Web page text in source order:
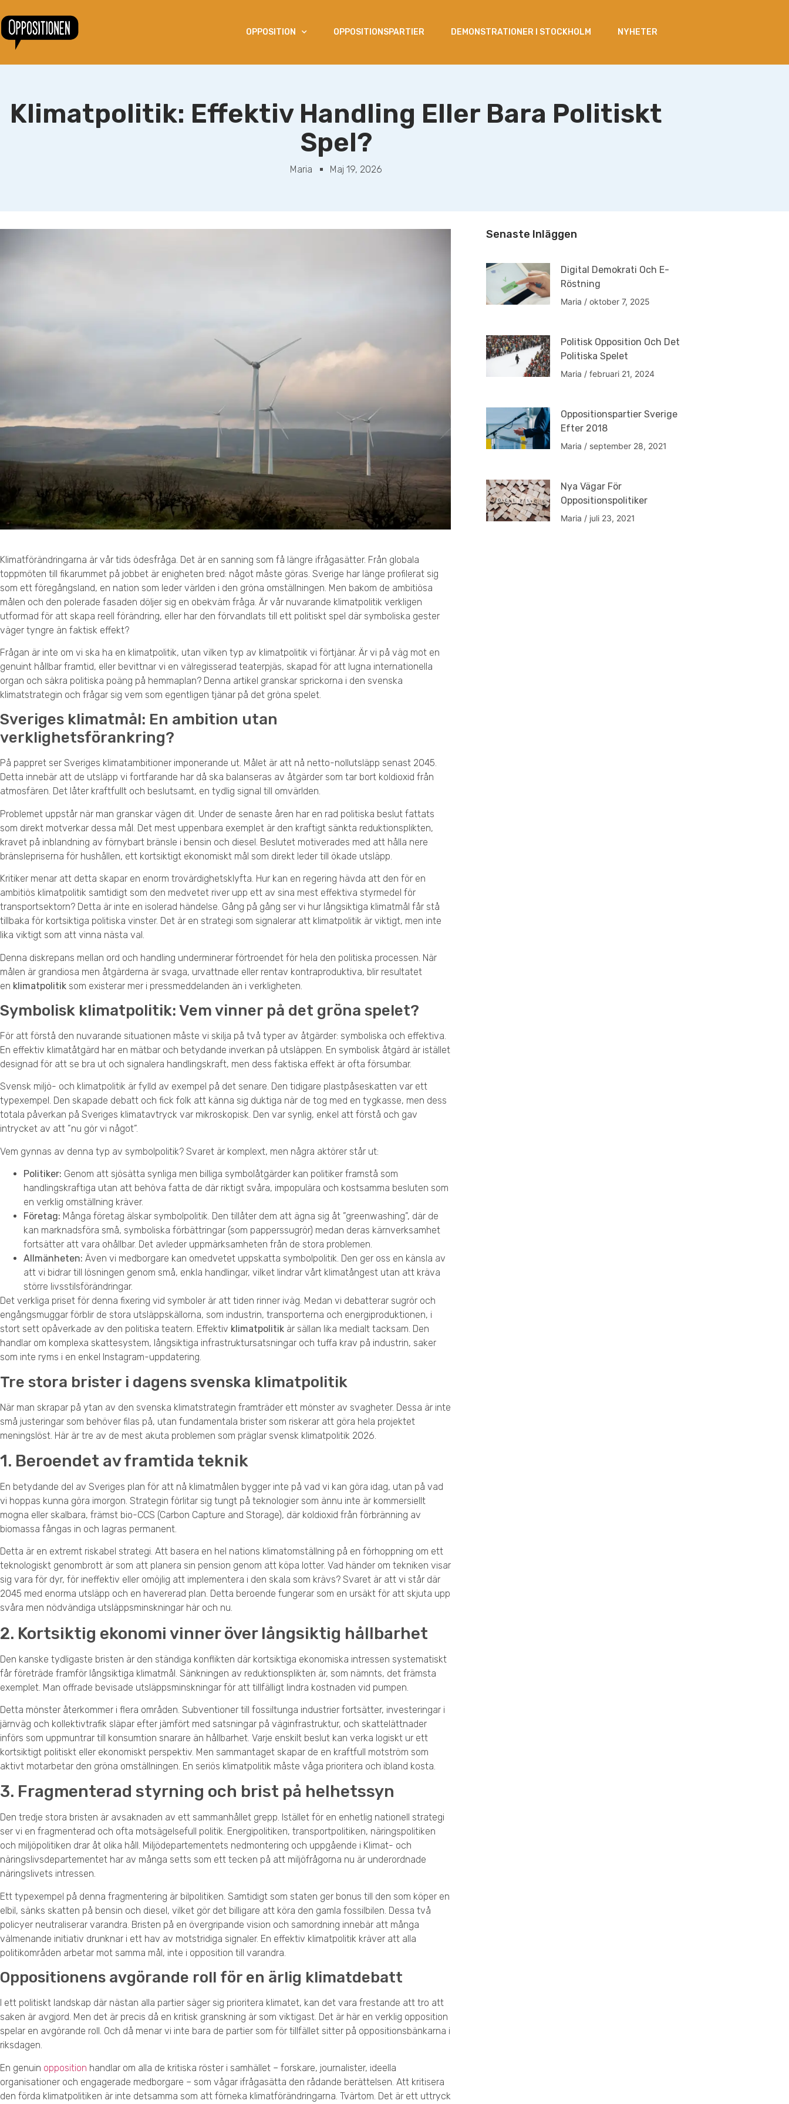
OPPOSITION OPPOSITIONSPARTIER DEMONSTRATIONER I STOCKHOLM NYHETER
Klimatpolitik: Effektiv Handling Eller Bara Politiskt
Spel?
Maria Maj 19, 2026
Klimatförändringarna är vår tids ödesfråga. Det är en sanning som få längre ifrågasätter. Från globala
toppmöten till fikarummet på jobbet är enigheten bred: något måste göras. Sverige har länge profilerat sig
som ett föregångsland, en nation som leder världen i den gröna omställningen. Men bakom de ambitiösa
målen och den polerade fasaden döljer sig en obekväm fråga. Är vår nuvarande klimatpolitik verkligen
utformad för att skapa reell förändring, eller har den förvandlats till ett politiskt spel där symboliska gester
väger tyngre än faktisk effekt?
Frågan är inte om vi ska ha en klimatpolitik, utan vilken typ av klimatpolitik vi förtjänar. Är vi på väg mot en
genuint hållbar framtid, eller bevittnar vi en välregisserad teaterpjäs, skapad för att lugna internationella
organ och säkra politiska poäng på hemmaplan? Denna artikel granskar sprickorna i den svenska
klimatstrategin och frågar sig vem som egentligen tjänar på det gröna spelet.
Sveriges klimatmål: En ambition utan
verklighetsförankring?
På pappret ser Sveriges klimatambitioner imponerande ut. Målet är att nå netto-nollutsläpp senast 2045.
Detta innebär att de utsläpp vi fortfarande har då ska balanseras av åtgärder som tar bort koldioxid från
atmosfären. Det låter kraftfullt och beslutsamt, en tydlig signal till omvärlden.
Problemet uppstår när man granskar vägen dit. Under de senaste åren har en rad politiska beslut fattats
som direkt motverkar dessa mål. Det mest uppenbara exemplet är den kraftigt sänkta reduktionsplikten,
kravet på inblandning av förnybart bränsle i bensin och diesel. Beslutet motiverades med att hålla nere
bränslepriserna för hushållen, ett kortsiktigt ekonomiskt mål som direkt leder till ökade utsläpp.
Kritiker menar att detta skapar en enorm trovärdighetsklyfta. Hur kan en regering hävda att den för en
ambitiös klimatpolitik samtidigt som den medvetet river upp ett av sina mest effektiva styrmedel för
transportsektorn? Detta är inte en isolerad händelse. Gång på gång ser vi hur långsiktiga klimatmål får stå
tillbaka för kortsiktiga politiska vinster. Det är en strategi som signalerar att klimatpolitik är viktigt, men inte
lika viktigt som att vinna nästa val.
Denna diskrepans mellan ord och handling underminerar förtroendet för hela den politiska processen. När
målen är grandiosa men åtgärderna är svaga, urvattnade eller rentav kontraproduktiva, blir resultatet
en klimatpolitik som existerar mer i pressmeddelanden än i verkligheten.
Symbolisk klimatpolitik: Vem vinner på det gröna spelet?
För att förstå den nuvarande situationen måste vi skilja på två typer av åtgärder: symboliska och effektiva.
En effektiv klimatåtgärd har en mätbar och betydande inverkan på utsläppen. En symbolisk åtgärd är istället
designad för att se bra ut och signalera handlingskraft, men dess faktiska effekt är ofta försumbar.
Svensk miljö- och klimatpolitik är fylld av exempel på det senare. Den tidigare plastpåseskatten var ett
typexempel. Den skapade debatt och fick folk att känna sig duktiga när de tog med en tygkasse, men dess
totala påverkan på Sveriges klimatavtryck var mikroskopisk. Den var synlig, enkel att förstå och gav
intrycket av att ”nu gör vi något”.
Vem gynnas av denna typ av symbolpolitik? Svaret är komplext, men några aktörer står ut:
Politiker: Genom att sjösätta synliga men billiga symbolåtgärder kan politiker framstå som
handlingskraftiga utan att behöva fatta de där riktigt svåra, impopulära och kostsamma besluten som
en verklig omställning kräver.
Företag: Många företag älskar symbolpolitik. Den tillåter dem att ägna sig åt ”greenwashing”, där de
kan marknadsföra små, symboliska förbättringar (som papperssugrör) medan deras kärnverksamhet
fortsätter att vara ohållbar. Det avleder uppmärksamheten från de stora problemen.
Allmänheten: Även vi medborgare kan omedvetet uppskatta symbolpolitik. Den ger oss en känsla av
att vi bidrar till lösningen genom små, enkla handlingar, vilket lindrar vårt klimatångest utan att kräva
större livsstilsförändringar.
Det verkliga priset för denna fixering vid symboler är att tiden rinner iväg. Medan vi debatterar sugrör och
engångsmuggar förblir de stora utsläppskällorna, som industrin, transporterna och energiproduktionen, i
stort sett opåverkade av den politiska teatern. Effektiv klimatpolitik är sällan lika medialt tacksam. Den
handlar om komplexa skattesystem, långsiktiga infrastruktursatsningar och tuffa krav på industrin, saker
som inte ryms i en enkel Instagram-uppdatering.
Tre stora brister i dagens svenska klimatpolitik
När man skrapar på ytan av den svenska klimatstrategin framträder ett mönster av svagheter. Dessa är inte
små justeringar som behöver filas på, utan fundamentala brister som riskerar att göra hela projektet
meningslöst. Här är tre av de mest akuta problemen som präglar svensk klimatpolitik 2026.
1. Beroendet av framtida teknik
En betydande del av Sveriges plan för att nå klimatmålen bygger inte på vad vi kan göra idag, utan på vad
vi hoppas kunna göra imorgon. Strategin förlitar sig tungt på teknologier som ännu inte är kommersiellt
mogna eller skalbara, främst bio-CCS (Carbon Capture and Storage), där koldioxid från förbränning av
biomassa fångas in och lagras permanent.
Detta är en extremt riskabel strategi. Att basera en hel nations klimatomställning på en förhoppning om ett
teknologiskt genombrott är som att planera sin pension genom att köpa lotter. Vad händer om tekniken visar
sig vara för dyr, för ineffektiv eller omöjlig att implementera i den skala som krävs? Svaret är att vi står där
2045 med enorma utsläpp och en havererad plan. Detta beroende fungerar som en ursäkt för att skjuta upp
svåra men nödvändiga utsläppsminskningar här och nu.
2. Kortsiktig ekonomi vinner över långsiktig hållbarhet
Den kanske tydligaste bristen är den ständiga konflikten där kortsiktiga ekonomiska intressen systematiskt
får företräde framför långsiktiga klimatmål. Sänkningen av reduktionsplikten är, som nämnts, det främsta
exemplet. Man offrade bevisade utsläppsminskningar för att tillfälligt lindra kostnaden vid pumpen.
Detta mönster återkommer i flera områden. Subventioner till fossiltunga industrier fortsätter, investeringar i
järnväg och kollektivtrafik släpar efter jämfört med satsningar på väginfrastruktur, och skattelättnader
införs som uppmuntrar till konsumtion snarare än hållbarhet. Varje enskilt beslut kan verka logiskt ur ett
kortsiktigt politiskt eller ekonomiskt perspektiv. Men sammantaget skapar de en kraftfull motström som
aktivt motarbetar den gröna omställningen. En seriös klimatpolitik måste våga prioritera och ibland kosta.
3. Fragmenterad styrning och brist på helhetssyn
Den tredje stora bristen är avsaknaden av ett sammanhållet grepp. Istället för en enhetlig nationell strategi
ser vi en fragmenterad och ofta motsägelsefull politik. Energipolitiken, transportpolitiken, näringspolitiken
och miljöpolitiken drar åt olika håll. Miljödepartementets nedmontering och uppgående i Klimat- och
näringslivsdepartementet har av många setts som ett tecken på att miljöfrågorna nu är underordnade
näringslivets intressen.
Ett typexempel på denna fragmentering är bilpolitiken. Samtidigt som staten ger bonus till den som köper en
elbil, sänks skatten på bensin och diesel, vilket gör det billigare att köra den gamla fossilbilen. Dessa två
policyer neutraliserar varandra. Bristen på en övergripande vision och samordning innebär att många
välmenande initiativ drunknar i ett hav av motstridiga signaler. En effektiv klimatpolitik kräver att alla
politikområden arbetar mot samma mål, inte i opposition till varandra.
Oppositionens avgörande roll för en ärlig klimatdebatt
I ett politiskt landskap där nästan alla partier säger sig prioritera klimatet, kan det vara frestande att tro att
saken är avgjord. Men det är precis då en kritisk granskning är som viktigast. Det är här en verklig opposition
spelar en avgörande roll. Och då menar vi inte bara de partier som för tillfället sitter på oppositionsbänkarna i
riksdagen.
En genuin opposition handlar om alla de kritiska röster i samhället – forskare, journalister, ideella
organisationer och engagerade medborgare – som vågar ifrågasätta den rådande berättelsen. Att kritisera
den förda klimatpolitiken är inte detsamma som att förneka klimatförändringarna. Tvärtom. Det är ett uttryck
Senaste Inläggen
Digital Demokrati Och E-
Röstning
Maria oktober 7, 2025
Politisk Opposition Och Det
Politiska Spelet
Maria februari 21, 2024
Oppositionspartier Sverige
Efter 2018
Maria september 28, 2021
Nya Vägar För
Oppositionspolitiker
Maria juli 23, 2021